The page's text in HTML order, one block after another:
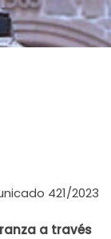
421/2023
a través